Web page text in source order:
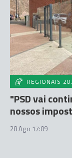
REGIONAIS
"PSD vai
nossos
28 Ago 17:09